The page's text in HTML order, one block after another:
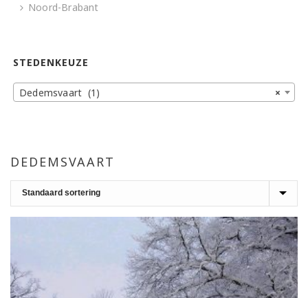
DEDEMSVAART
Noord-Brabant
STEDENKEUZE
×
Dedemsvaart (1)